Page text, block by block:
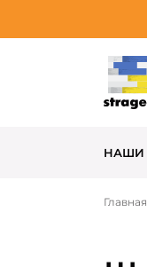
НАШИ
Главная